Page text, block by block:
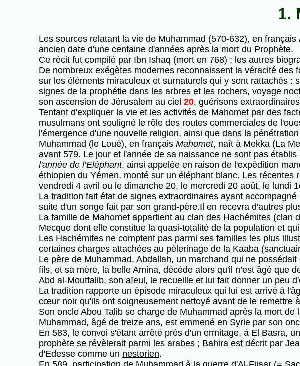
1.
Les sources relatant la vie de Muhammad (570-632), en français
ancien date d'une centaine d'années après la mort du Prophète.
Ce récit fut compilé par Ibn Ishaq (mort en 768) ; les autres
De nombreux exégètes modernes reconnaissent la véracité
sur les éléments miraculeux et surnaturels qui y sont rattachés
signes de la prophétie dans les arbres et les rochers, voyage
son ascension de Jérusalem au ciel 20, guérisons
Tentant d'expliquer la vie et les activités de Mahomet par des
musulmans ont souligné le rôle des routes commerciales de
l'émergence d'une nouvelle religion, ainsi que dans la
Muhammad (le Loué), en français Mahomet, naît à Mekka (La
avant 579. Le jour et l'année de sa naissance ne sont pas
l'année de l’Eléphant, ainsi appelée en raison de l'expédition
éthiopien du Yémen, monté sur un éléphant blanc. Les
vendredi 4 avril ou le dimanche 20, le mercredi 20 août, le lundi
La tradition fait état de signes extraordinaires ayant
suite d'un songe fait par son grand-père.Il en recevra d'autres
La famille de Mahomet appartient au clan des Hachémites (clan
Mecque dont elle constitue la quasi-totalité de la population et
Les Hachémites ne comptent pas parmi ses familles les plus
certaines charges attachées au pèlerinage de la Kaaba
Le père de Muhammad, Abdallah, un marchand qui ne
fils, et sa mère, la belle Amina, décède alors qu'il n’est âgé que
Abd al-Mouttalib, son aïeul, le recueille et lui fait donner un peu
La tradition rapporte un épisode miraculeux qui lui est arrivé à
cœur noir qu'ils ont soigneusement nettoyé avant de le remettre
Son oncle Abou Talib se charge de Muhammad après la mort de
Muhammad, âgé de treize ans, est emmené en Syrie par son
En 583, le convoi s'étant arrêté près d'un ermitage, à El Basra,
prophète se révèlerait parmi les arabes ; Bahira est décrit par
d'Edesse comme un nestorien.
En 589, participation de Muhammad à la guerre d'Al-Fijaar (=